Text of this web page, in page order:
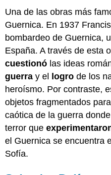
Una de las obras más
Guernica. En 1937
bombardeo de Guernica,
España. A través de esta
cuestionó las ideas
guerra y el logro de los
heroísmo. Por contraste,
objetos fragmentados
caótica de la guerra
terror que
el Guernica se encuentra
Sofía.